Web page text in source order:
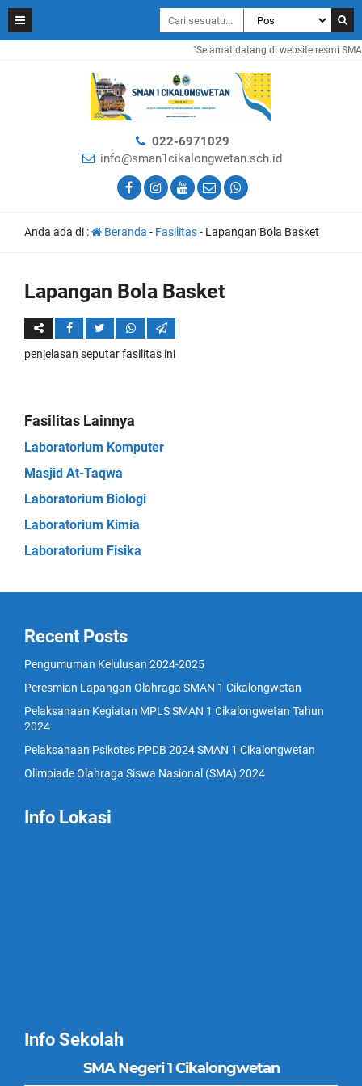
"Selamat datang di website resmi
022-6971029
info@sman1cikalongwetan.sch.id
Anda ada di : Beranda - Fasilitas- Lapangan Bola Basket
Lapangan Bola Basket
penjelasan seputar fasilitas ini
Fasilitas Lainnya
Laboratorium Komputer
Masjid At-Taqwa
Laboratorium Biologi
Laboratorium Kimia
Laboratorium Fisika
Recent Posts
Pengumuman Kelulusan 2024-2025
Peresmian Lapangan Olahraga SMAN 1 Cikalongwetan
Pelaksanaan Kegiatan MPLS SMAN 1 Cikalongwetan Tahun
2024
Pelaksanaan Psikotes PPDB 2024 SMAN 1 Cikalongwetan
Olimpiade Olahraga Siswa Nasional (SMA) 2024
Info Lokasi
Info Sekolah
SMA Negeri 1 Cikalongwetan